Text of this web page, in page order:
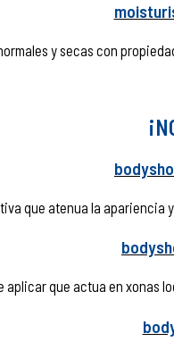
y secas con
que atenua la apariencia
aplicar que actua en xonas